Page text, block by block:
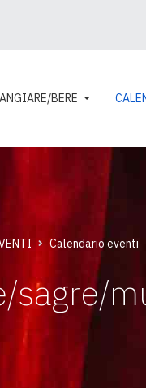
BERE
Calendario eventi
sagre/